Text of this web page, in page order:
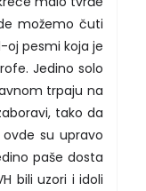
možemo čuti
oj pesmi koja je
Jedino solo
trpaju na
tako da
su upravo
paše dosta
bili uzori i idoli